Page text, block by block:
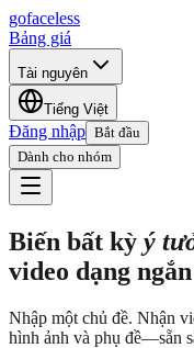
gofaceless
Bảng giá
Tài nguyên
Tiếng Việt
Đăng nhập Bắt đầu
Dành cho nhóm
Biến bất kỳ ý
video dạng ngắn
Nhập một chủ đề. Nhận
hình ảnh và phụ đề—sẵn